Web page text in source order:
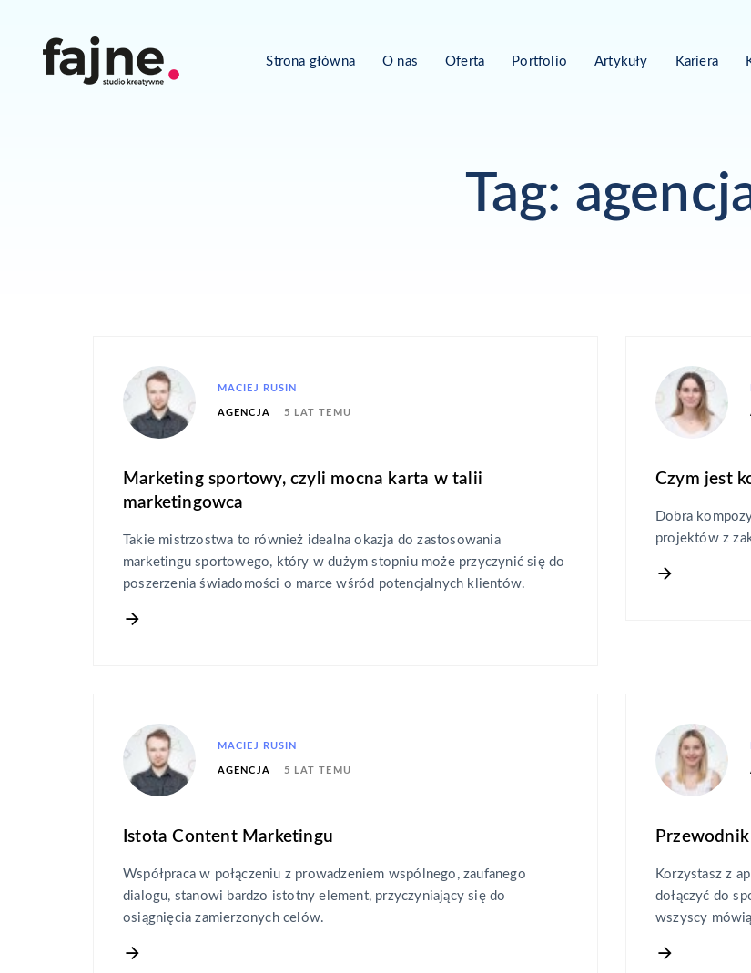
Strona główna O nas Oferta Portfolio Artykuły Kariera
Tag:
MACIEJ RUSIN
AGENCJA 5 LAT TEMU
Marketing sportowy, czyli mocna karta w talii
marketingowca
Takie mistrzostwa to również idealna okazja do zastosowania
marketingu sportowego, który w dużym stopniu może przyczynić się do
poszerzenia świadomości o marce wśród potencjalnych klientów.
Czym jest
Dobra
projektów z
MACIEJ RUSIN
AGENCJA 5 LAT TEMU
Istota Content Marketingu
Współpraca w połączeniu z prowadzeniem wspólnego, zaufanego
dialogu, stanowi bardzo istotny element, przyczyniający się do
osiągnięcia zamierzonych celów.
Korzystasz z
dołączyć do
wszyscy